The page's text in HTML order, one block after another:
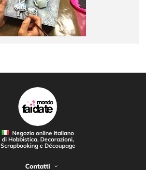
Negozio online italiano
di Hobbistica, Decorazioni,
Scrapbooking e Découpage
Contatti